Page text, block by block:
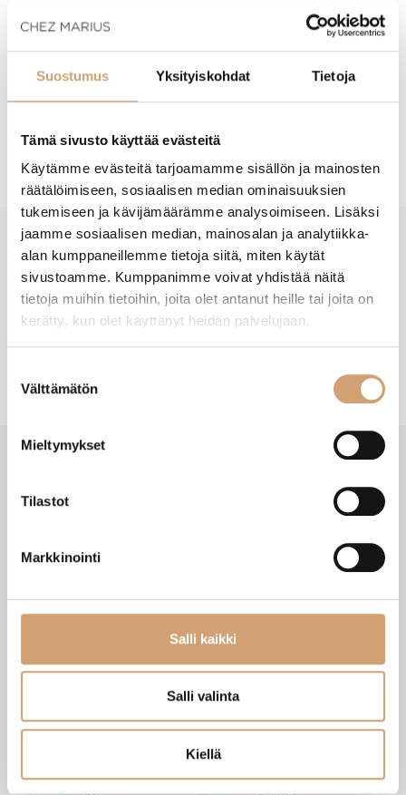
Suostumus Yksityiskohdat Tietoja
Tämä sivusto käyttää evästeitä
Käytämme evästeitä tarjoamamme sisällön ja mainosten
räätälöimiseen, sosiaalisen median ominaisuuksien
tukemiseen ja kävijämäärämme analysoimiseen. Lisäksi
jaamme sosiaalisen median, mainosalan ja analytiikka-
alan kumppaneillemme tietoja siitä, miten käytät
sivustoamme. Kumppanimme voivat yhdistää näitä
tietoja muihin tietoihin, joita olet antanut heille tai joita on
kerätty, kun olet käyttänyt heidän palvelujaan.
valinta
Välttämätön
Mieltymykset
Tilastot
Markkinointi
Salli kaikki
Salli valinta
Kiellä
Hoito-ohjeet
- Tuotteesta ei ole vielä arvosteluja -
New content loaded
pippurimylly 18cm